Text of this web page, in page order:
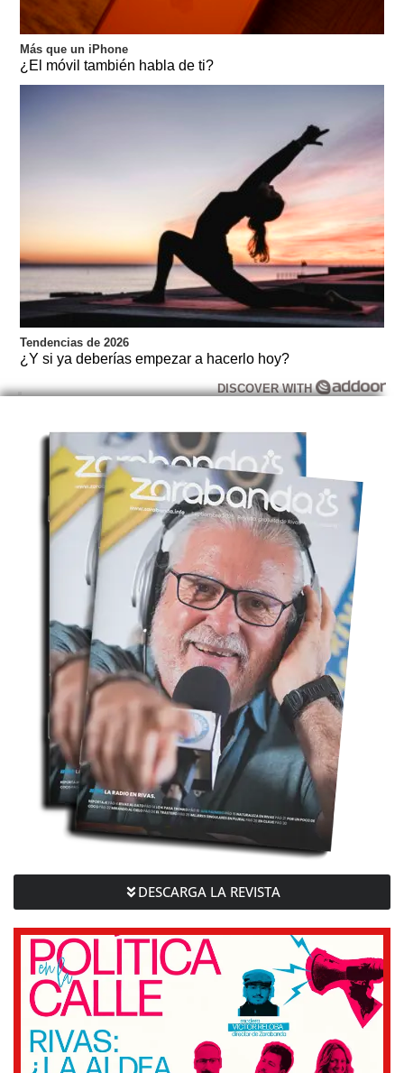
Más que un iPhone
¿El móvil también habla de ti?
Tendencias de 2026
¿Y si ya deberías empezar a hacerlo hoy?
DISCOVER WITH
DESCARGA LA REVISTA